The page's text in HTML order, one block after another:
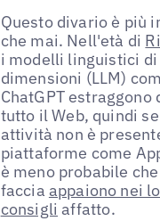
Questo divario è più
che mai. Nell'età di
i modelli linguistici di
dimensioni (LLM)
ChatGPT estraggono
tutto il Web, quindi
attività non è
piattaforme come
è meno probabile
faccia appaiono nei
consigli affatto.